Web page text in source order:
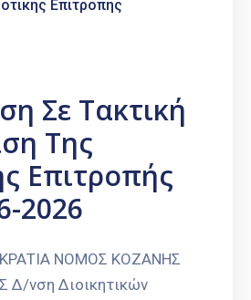
Επιτροπής
Σε Τακτική
Της
Επιτροπής
2026
ΝΟΜΟΣ ΚΟΖΑΝΗΣ
νση Διοικητικών